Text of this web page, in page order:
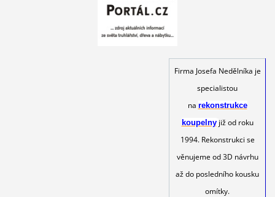
Firma Josefa Nedělníka je
specialistou
na rekonstrukce
koupelny již od roku
1994. Rekonstrukci se
věnujeme od 3D návrhu
až do posledního kousku
omítky.